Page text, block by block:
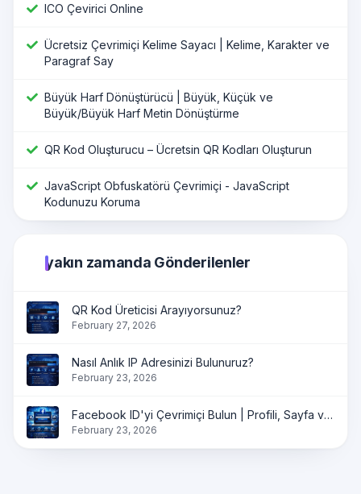
ICO Çevirici Online
Ücretsiz Çevrimiçi Kelime Sayacı | Kelime, Karakter ve
Paragraf Say
Büyük Harf Dönüştürücü | Büyük, Küçük ve
Büyük/Büyük Harf Metin Dönüştürme
QR Kod Oluşturucu – Ücretsin QR Kodları Oluşturun
JavaScript Obfuskatörü Çevrimiçi - JavaScript
Kodunuzu Koruma
yakın zamanda Gönderilenler
QR Kod Üreticisi Arayıyorsunuz?
February 27, 2026
Nasıl Anlık IP Adresinizi Bulunuruz?
February 23, 2026
Facebook ID'yi Çevrimiçi Bulun | Profili, Sayfa ve Grup ID'yi Anında Alın
February 23, 2026